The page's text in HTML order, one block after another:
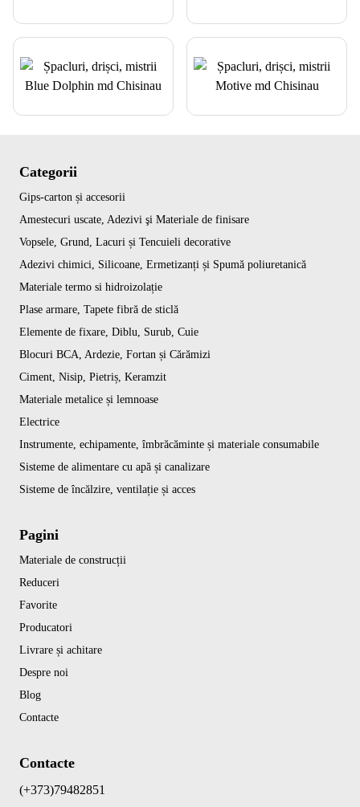
Categorii
Gips-carton și accesorii
Amestecuri uscate, Adezivi şi Materiale de finisare
Vopsele, Grund, Lacuri și Tencuieli decorative
Adezivi chimici, Silicoane, Ermetizanți și Spumă poliuretanică
Materiale termo si hidroizolație
Plase armare, Tapete fibră de sticlă
Elemente de fixare, Diblu, Surub, Cuie
Blocuri BCA, Ardezie, Fortan și Cărămizi
Ciment, Nisip, Pietriș, Keramzit
Materiale metalice și lemnoase
Electrice
Instrumente, echipamente, îmbrăcăminte și materiale consumabile
Sisteme de alimentare cu apă și canalizare
Sisteme de încălzire, ventilație și acces
Pagini
Materiale de construcții
Reduceri
Favorite
Producatori
Livrare și achitare
Despre noi
Blog
Contacte
Contacte
(+373)79482851